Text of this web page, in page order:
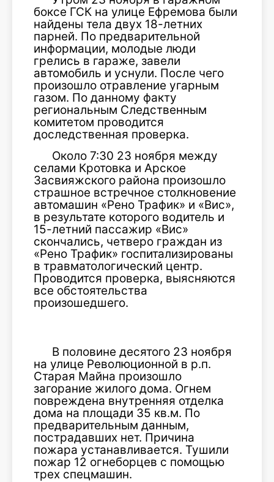
боксе ГСК на улице Ефремова были
найдены тела двух 18-летних
парней. По предварительной
информации, молодые люди
грелись в гараже, завели
автомобиль и уснули. После чего
произошло отравление угарным
газом. По данному факту
региональным Следственным
комитетом проводится
доследственная проверка.
Около 7:30 23 ноября между
селами Кротовка и Арское
Засвияжского района произошло
страшное встречное столкновение
автомашин «Рено Трафик» и «Вис»,
в результате которого водитель и
15-летний пассажир «Вис»
скончались, четверо граждан из
«Рено Трафик» госпитализированы
в травматологический центр.
Проводится проверка, выясняются
все обстоятельства
произошедшего.
В половине десятого 23 ноября
на улице Революционной в р.п.
Старая Майна произошло
загорание жилого дома. Огнем
повреждена внутренняя отделка
дома на площади 35 кв.м. По
предварительным данным,
пострадавших нет. Причина
пожара устанавливается. Тушили
пожар 12 огнеборцев с помощью
трех спецмашин.